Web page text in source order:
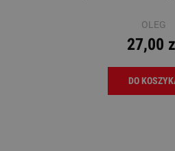
OLEG
27,00
DO